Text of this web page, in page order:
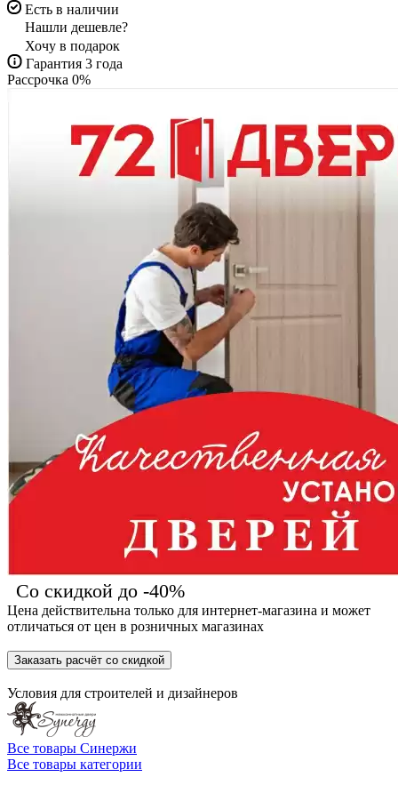
Есть в наличии
Нашли дешевле?
Хочу в подарок
Гарантия 3 года
Рассрочка 0%
Со скидкой до -40%
Цена действительна только для интернет-магазина и может
отличаться от цен в розничных магазинах
Заказать расчёт со скидкой
Условия для строителей и дизайнеров
Все товары Синержи
Все товары категории